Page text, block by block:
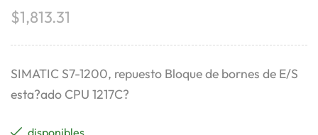
$1,813.31
SIMATIC S7-1200, repuesto Bloque de bornes de E/S
esta?ado CPU 1217C?
disponibles